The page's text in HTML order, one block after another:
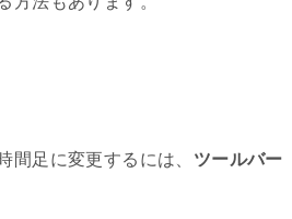
間足に変更するには、 ツールバー